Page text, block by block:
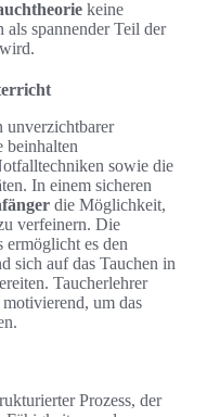
keine
als spannender Teil der
unverzichtbarer
beinhalten
sowie die
In einem sicheren
die Möglichkeit,
verfeinern. Die
es den
sich auf das Tauchen in
Taucherlehrer
um das
Prozess, der